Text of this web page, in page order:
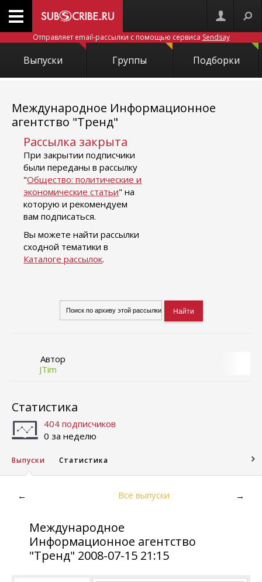
Отправляет email-рассылки с помощью сервиса Sendsay
Выпуски Группы Подборки
Международное Информационное
агентство "Тренд"
Рассылка закрыта
При закрытии подписчики
были переданы в рассылку
"Общество: политические и
экономические статьи" на
которую и рекомендуем
вам подписаться.
Вы можете найти рассылки
сходной тематики в
Каталоге рассылок.
Автор
JTim
Статистика
404 подписчиков
0 за неделю
Выпуски Статистика
← Все выпуски →
Международное
Информационное агентство
"Тренд" 2008-07-15 21:15